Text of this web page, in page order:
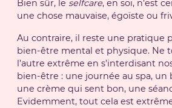
Bien sûr, le selfcare, en soi, n’est
une chose mauvaise, égoïste ou
Au contraire, il reste une pratique
bien-être mental et physique. Ne
l’autre extrême en s’interdisant
bien-être : une journée au spa, un
une crème qui sent bon, une
Evidemment, tout cela est